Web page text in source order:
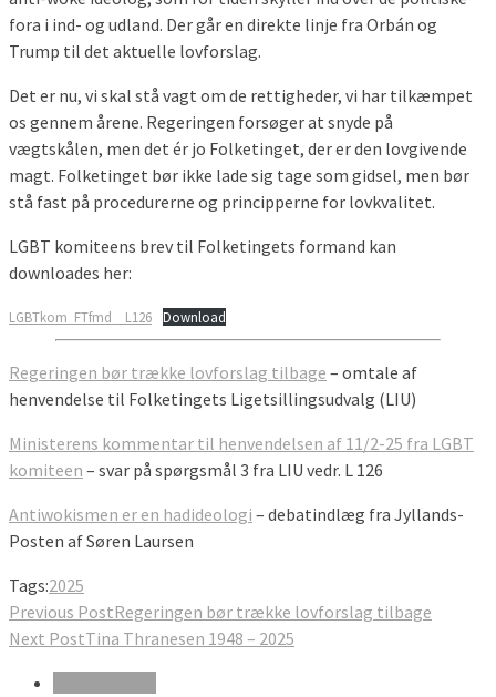
fora i ind- og udland. Der går en direkte linje fra Orbán og
Trump til det aktuelle lovforslag.
Det er nu, vi skal stå vagt om de rettigheder, vi har tilkæmpet
os gennem årene. Regeringen forsøger at snyde på
vægtskålen, men det ér jo Folketinget, der er den lovgivende
magt. Folketinget bør ikke lade sig tage som gidsel, men bør
stå fast på procedurerne og principperne for lovkvalitet.
LGBT komiteens brev til Folketingets formand kan
downloades her:
LGBTkom_FTfmd__L126 Download
Regeringen bør trække lovforslag tilbage – omtale af
henvendelse til Folketingets Ligetsillingsudvalg (LIU)
Ministerens kommentar til henvendelsen af 11/2-25 fra LGBT
komiteen – svar på spørgsmål 3 fra LIU vedr. L 126
Antiwokismen er en hadideologi – debatindlæg fra Jyllands-
Posten af Søren Laursen
Tags:2025
Previous PostRegeringen bør trække lovforslag tilbage
Next PostTina Thranesen 1948 – 2025